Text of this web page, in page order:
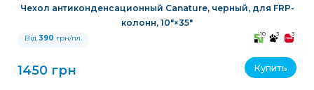
Чехол антиконденсационный Canature, черный, для FRP-
колонн, 10″×35″
Від 390 грн/пл. 10 3 3
1450 грн Купить